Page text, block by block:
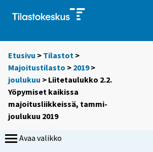
Etusivu > Tilastot >
Majoitustilasto > 2019>
joulukuu > Liitetaulukko 2.2.
Yöpymiset kaikissa
majoitusliikkeissä, tammi-
joulukuu 2019
Avaa valikko